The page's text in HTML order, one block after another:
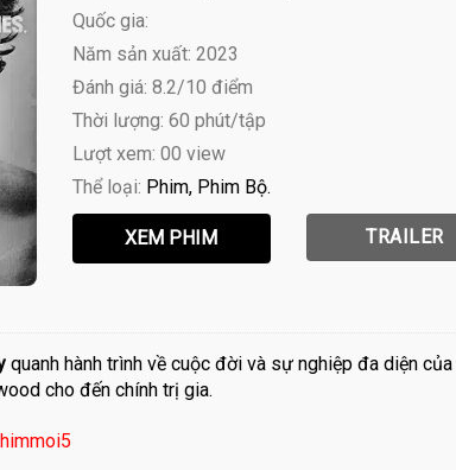
Quốc gia:
Năm sản xuất: 2023
Đánh giá: 8.2/10 điểm
Thời lượng: 60 phút/tập
Lượt xem: 00 view
Thể loại: Phim Phim Bộ
TRAILER
quanh hành trình về cuộc đời và sự nghiệp đa diện của
cho đến chính trị gia.